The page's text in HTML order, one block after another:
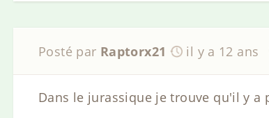
Posté par Raptorx21 il y a 12 ans
Dans le jurassique je trouve qu'il y a